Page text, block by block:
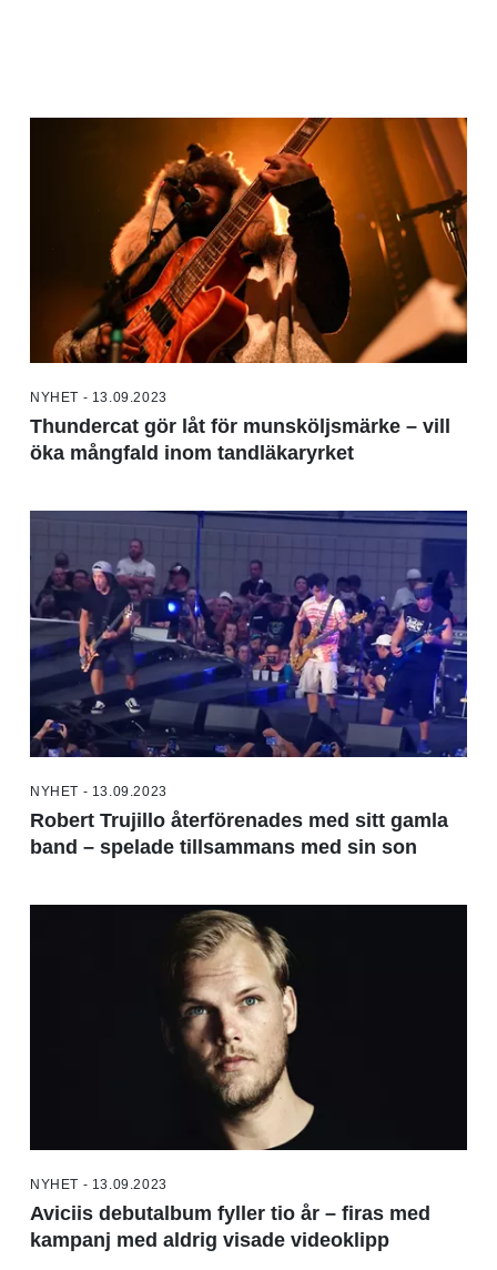
NYHET - 13.09.2023
Thundercat gör låt för munsköljsmärke – vill
öka mångfald inom tandläkaryrket
NYHET - 13.09.2023
Robert Trujillo återförenades med sitt gamla
band – spelade tillsammans med sin son
NYHET - 13.09.2023
Aviciis debutalbum fyller tio år – firas med
kampanj med aldrig visade videoklipp